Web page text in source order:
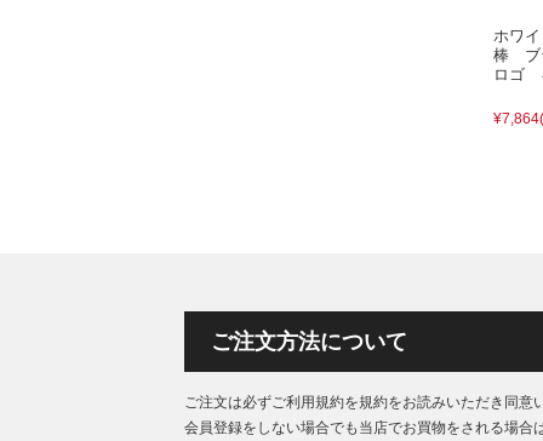
ホワ
棒 ブ
ロゴ
¥7,864
ご注文方法について
ご注文は必ずご利用規約を規約をお読みいただき同意
会員登録をしない場合でも当店でお買物をされる場合